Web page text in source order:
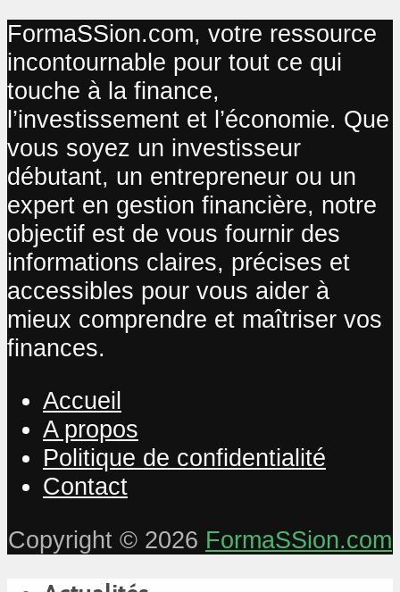
FormaSSion.com, votre ressource
incontournable pour tout ce qui
touche à la finance,
l’investissement et l’économie. Que
vous soyez un investisseur
débutant, un entrepreneur ou un
expert en gestion financière, notre
objectif est de vous fournir des
informations claires, précises et
accessibles pour vous aider à
mieux comprendre et maîtriser vos
finances.
Accueil
A propos
Politique de confidentialité
Contact
Copyright © 2026 FormaSSion.com